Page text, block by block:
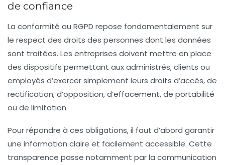
de confiance
La conformité au RGPD repose fondamentalement sur
le respect des droits des personnes dont les données
sont traitées. Les entreprises doivent mettre en place
des dispositifs permettant aux administrés, clients ou
employés d’exercer simplement leurs droits d’accès, de
rectification, d’opposition, d’effacement, de portabilité
ou de limitation.
Pour répondre à ces obligations, il faut d’abord garantir
une information claire et facilement accessible. Cette
transparence passe notamment par la communication